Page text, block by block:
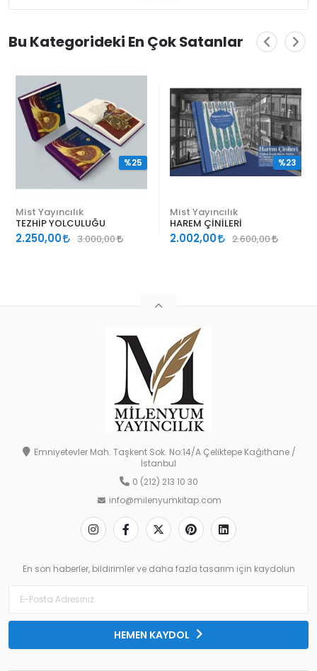
Bu Kategorideki En Çok Satanlar
Mist Yayıncılık
TEZHİP YOLCULUĞU
2.250,00 3.000,00
%25
Mist Yayıncılık
HAREM ÇİNİLERİ
2.002,00 2.600,00
%23
Emniyetevler Mah. Taşkent Sok. No:14/A Çeliktepe Kağıthane /
İstanbul
0 (212) 213 10 30
info@milenyumkitap.com
En son haberler, bildirimler ve daha fazla tasarım için kaydolun
HEMEN KAYDOL